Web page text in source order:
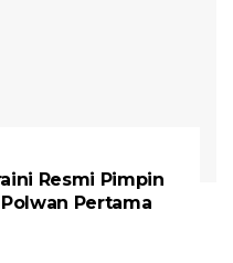
Resmi Pimpin
Pertama